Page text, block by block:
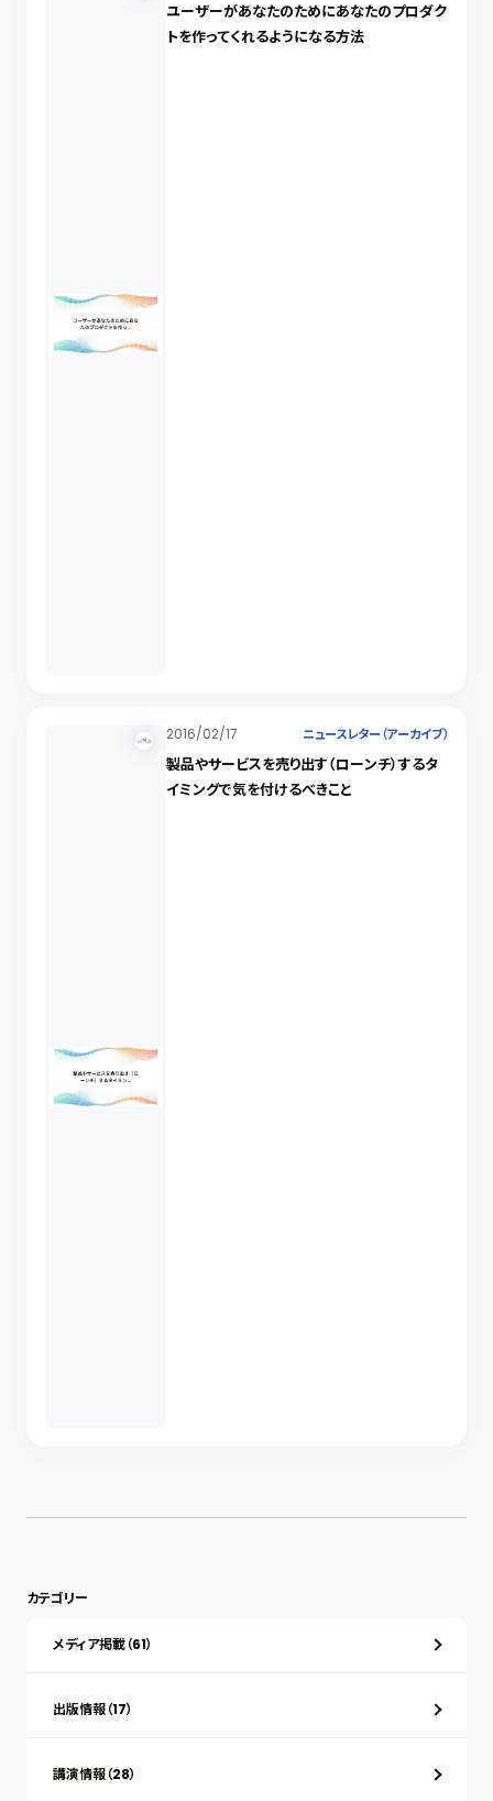
ユーザーがあなたのためにあなたのプロダク
トを作ってくれるようになる方法
2016/02/17 ニュースレター（アーカイブ）
製品やサービスを売り出す（ローンチ）するタ
イミングで気を付けるべきこと
カテゴリー
メディア掲載（61）
出版情報（17）
講演情報（28）